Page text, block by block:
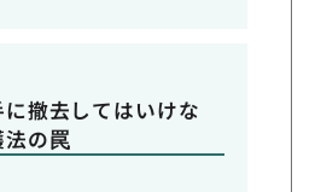
撤去してはいけな
法の罠